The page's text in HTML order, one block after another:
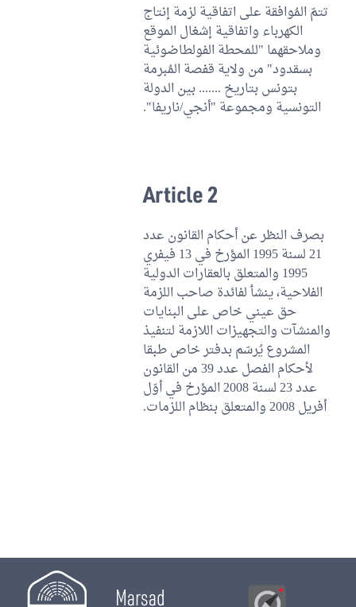
تتمّ المُوافقة على اتفاقية لزمة إنتاج
الكهرباء واتفاقية إشغال الموقع
وملاحقهما "للمحطة الفولطاضوئية
بسقدود" من ولاية قفصة المُبرمة
بتونس بتاريخ ....... بين الدولة
التونسية ومجموعة "أنجي/ناريفا".
Article 2
بصرف النظر عن أحكام القانون عدد
21 لسنة 1995 المؤرخ في 13 فيفري
1995 والمتعلق بالعقارات الدولية
الفلاحية، ينشأ لفائدة صاحب اللزمة
حق عيني خاص على البنايات
والمنشآت والتجهيزات اللازمة لتنفيذ
المشروع يُرسّم بدفتر خاص طبقا
لأحكام الفصل عدد 39 من القانون
عدد 23 لسنة 2008 المؤرخ في أوّل
أفريل 2008 والمتعلق بنظام اللزمات.
Marsad